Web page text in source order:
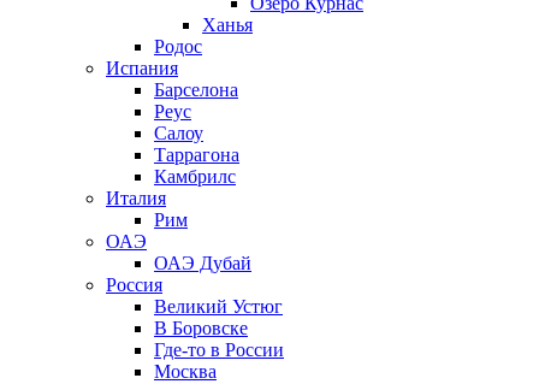
Ханья
Родос
Испания
Барселона
Реус
Салоу
Таррагона
Камбрилс
Италия
Рим
ОАЭ
ОАЭ Дубай
Россия
Великий Устюг
В Боровске
Где-то в России
Москва